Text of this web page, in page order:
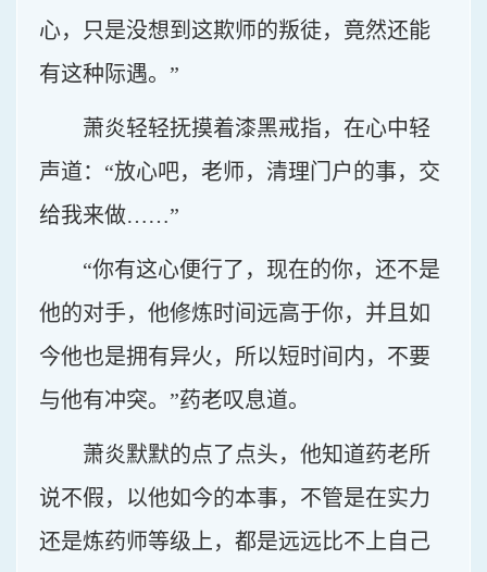
心，只是没想到这欺师的叛徒，竟然还能
有这种际遇。”
萧炎轻轻抚摸着漆黑戒指，在心中轻
声道：“放心吧，老师，清理门户的事，交
给我来做……”
“你有这心便行了，现在的你，还不是
他的对手，他修炼时间远高于你，并且如
今他也是拥有异火，所以短时间内，不要
与他有冲突。”药老叹息道。
萧炎默默的点了点头，他知道药老所
说不假，以他如今的本事，不管是在实力
还是炼药师等级上，都是远远比不上自己